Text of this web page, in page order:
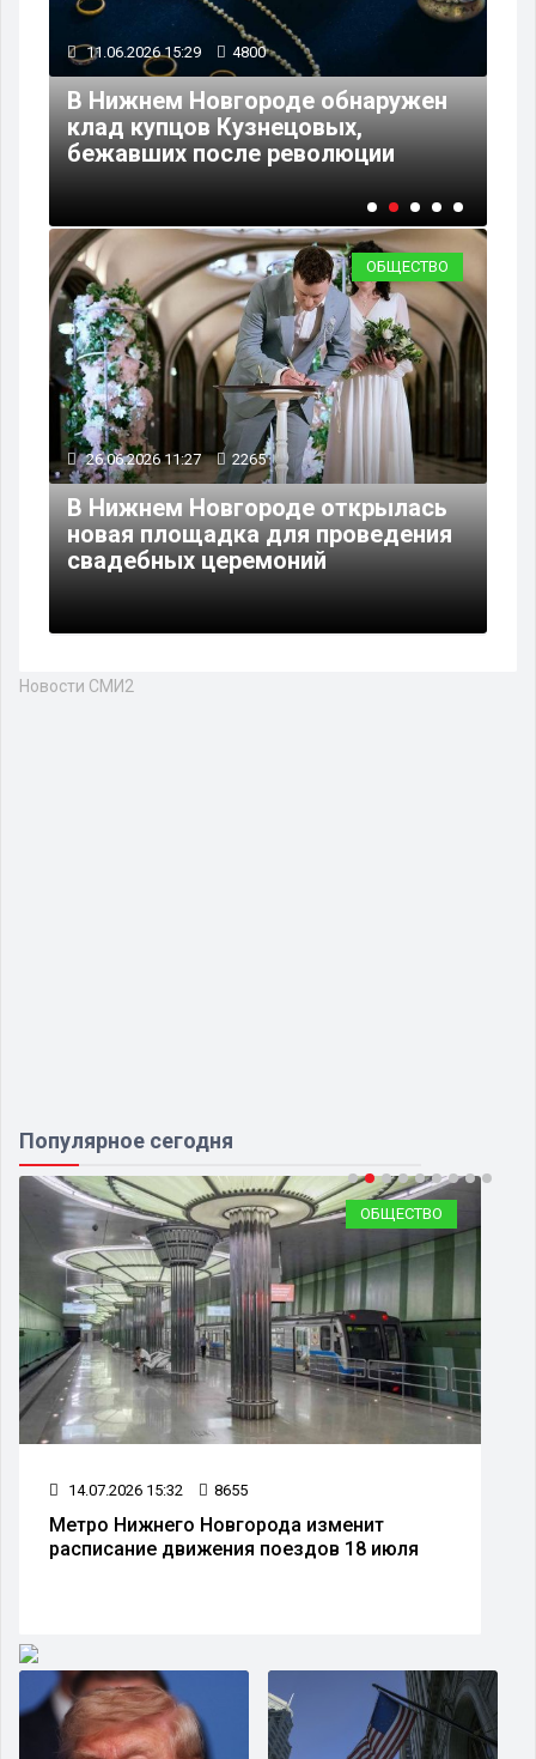
11.06.2026 15:29 4800
В Нижнем Новгороде обнаружен
клад купцов Кузнецовых,
бежавших после революции
ОБЩЕСТВО
26.06.2026 11:27 2265
В Нижнем Новгороде открылась
новая площадка для проведения
свадебных церемоний
Новости СМИ2
Популярное сегодня
ОБЩЕСТВО
14.07.2026 15:32 8655
Метро Нижнего Новгорода изменит
расписание движения поездов 18 июля